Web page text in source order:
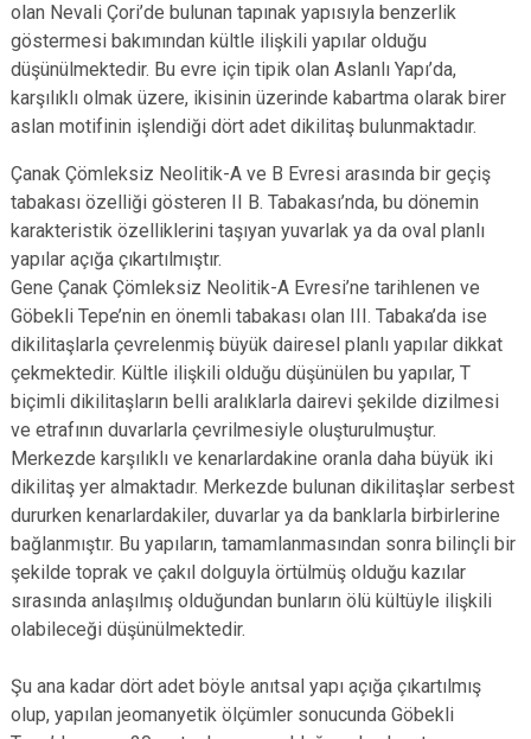
olan Nevali Çori’de bulunan tapınak yapısıyla benzerlik
göstermesi bakımından kültle ilişkili yapılar olduğu
düşünülmektedir. Bu evre için tipik olan Aslanlı Yapı’da,
karşılıklı olmak üzere, ikisinin üzerinde kabartma olarak birer
aslan motifinin işlendiği dört adet dikilitaş bulunmaktadır.
Çanak Çömleksiz Neolitik-A ve B Evresi arasında bir geçiş
tabakası özelliği gösteren II B. Tabakası’nda, bu dönemin
karakteristik özelliklerini taşıyan yuvarlak ya da oval planlı
yapılar açığa çıkartılmıştır.
Gene Çanak Çömleksiz Neolitik-A Evresi’ne tarihlenen ve
Göbekli Tepe’nin en önemli tabakası olan III. Tabaka’da ise
dikilitaşlarla çevrelenmiş büyük dairesel planlı yapılar dikkat
çekmektedir. Kültle ilişkili olduğu düşünülen bu yapılar, T
biçimli dikilitaşların belli aralıklarla dairevi şekilde dizilmesi
ve etrafının duvarlarla çevrilmesiyle oluşturulmuştur.
Merkezde karşılıklı ve kenarlardakine oranla daha büyük iki
dikilitaş yer almaktadır. Merkezde bulunan dikilitaşlar serbest
dururken kenarlardakiler, duvarlar ya da banklarla birbirlerine
bağlanmıştır. Bu yapıların, tamamlanmasından sonra bilinçli bir
şekilde toprak ve çakıl dolguyla örtülmüş olduğu kazılar
sırasında anlaşılmış olduğundan bunların ölü kültüyle ilişkili
olabileceği düşünülmektedir.
Şu ana kadar dört adet böyle anıtsal yapı açığa çıkartılmış
olup, yapılan jeomanyetik ölçümler sonucunda Göbekli